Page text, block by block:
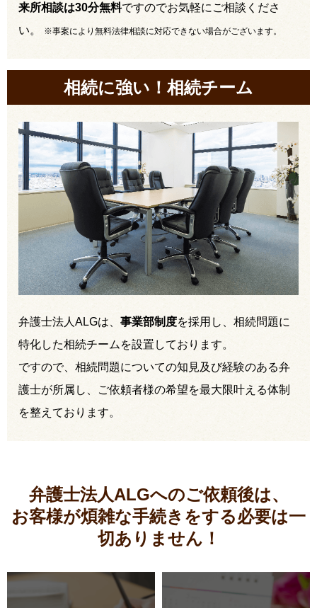
来所相談は30分無料ですのでお気軽にご相談くださ
い。
※事案により無料法律相談に対応できない場合がございます。
相続に強い！相続チーム
弁護士法人ALGは、 事業部制度を採用し、相続問題に
特化した相続チームを設置しております。
ですので、相続問題についての知見及び経験のある弁
護士が所属し、ご依頼者様の希望を最大限叶える体制
を整えております。
弁護士法人ALGへのご依頼後は、
お客様が煩雑な手続きをする必要は一
切ありません！